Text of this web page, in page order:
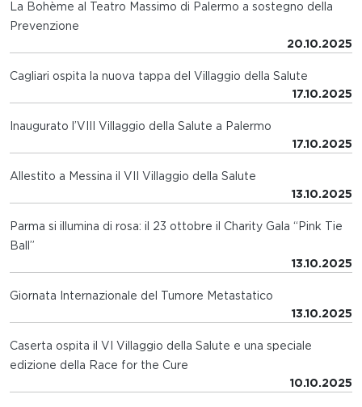
La Bohème al Teatro Massimo di Palermo a sostegno della
Prevenzione
20.10.2025
Cagliari ospita la nuova tappa del Villaggio della Salute
17.10.2025
Inaugurato l’VIII Villaggio della Salute a Palermo
17.10.2025
Allestito a Messina il VII Villaggio della Salute
13.10.2025
Parma si illumina di rosa: il 23 ottobre il Charity Gala “Pink Tie
Ball”
13.10.2025
Giornata Internazionale del Tumore Metastatico
13.10.2025
Caserta ospita il VI Villaggio della Salute e una speciale
edizione della Race for the Cure
10.10.2025